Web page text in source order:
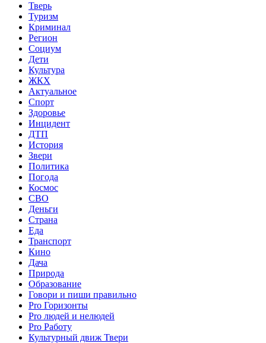
Тверь
Туризм
Криминал
Регион
Социум
Дети
Культура
ЖКХ
Актуальное
Спорт
Здоровье
Инцидент
ДТП
История
Звери
Политика
Погода
Космос
СВО
Деньги
Страна
Еда
Транспорт
Кино
Дача
Природа
Образование
Говори и пиши правильно
Pro Горизонты
Pro людей и нелюдей
Pro Работу
Культурный движ Твери